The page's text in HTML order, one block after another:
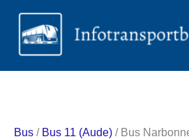
Aller
contenu
Bus / Bus 11 (Aude) / Bus